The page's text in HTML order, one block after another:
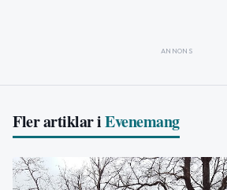
ANNONS
Fler artiklar iEvenemang